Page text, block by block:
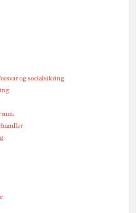
og socialsikring
mm.